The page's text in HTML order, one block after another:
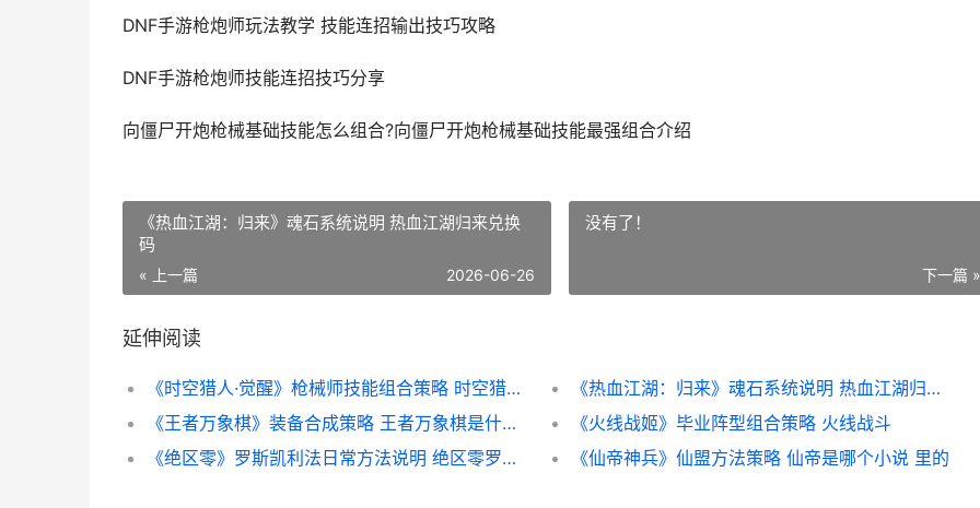
DNF手游枪炮师玩法教学 技能连招输出技巧攻略
DNF手游枪炮师技能连招技巧分享
向僵尸开炮枪械基础技能怎么组合?向僵尸开炮枪械基础技能最强组合介绍
《热血江湖：归来》魂石系统说明 热血江湖归来兑换
码
« 上一篇 2026-06-26
没有了！
下一篇 »
延伸阅读
《时空猎人·觉醒》枪械师技能组合策略 时空猎人视频介绍
《热血江湖：归来》魂石系统说明 热血江湖归来兑换码
《王者万象棋》装备合成策略 王者万象棋是什么类型的游戏
《火线战姬》毕业阵型组合策略 火线战斗
《绝区零》罗斯凯利法日常方法说明 绝区零罗斯凯利法
《仙帝神兵》仙盟方法策略 仙帝是哪个小说 里的